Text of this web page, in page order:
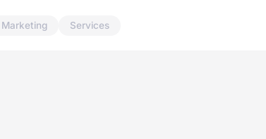
Marketing Services